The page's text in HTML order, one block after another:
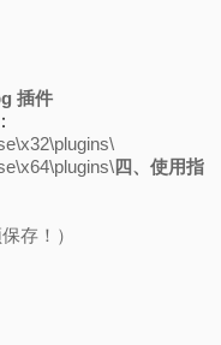
插件
四、使用指
存！）